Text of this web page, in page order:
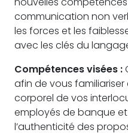
nouvelles
communication non
les forces et les
avec les clés du
Compétences visées :
afin de vous
corporel de vos
employés de banque et
l’authenticité des